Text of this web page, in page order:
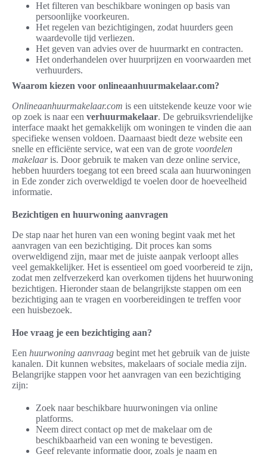
Het filteren van beschikbare woningen op basis van
persoonlijke voorkeuren.
Het regelen van bezichtigingen, zodat huurders geen
waardevolle tijd verliezen.
Het geven van advies over de huurmarkt en contracten.
Het onderhandelen over huurprijzen en voorwaarden met
verhuurders.
Waarom kiezen voor onlineaanhuurmakelaar.com?
Onlineaanhuurmakelaar.com is een uitstekende keuze voor wie
op zoek is naar een verhuurmakelaar. De gebruiksvriendelijke
interface maakt het gemakkelijk om woningen te vinden die aan
specifieke wensen voldoen. Daarnaast biedt deze website een
snelle en efficiënte service, wat een van de grote voordelen
makelaaris. Door gebruik te maken van deze online service,
hebben huurders toegang tot een breed scala aan huurwoningen
in Ede zonder zich overweldigd te voelen door de hoeveelheid
informatie.
Bezichtigen en huurwoning aanvragen
De stap naar het huren van een woning begint vaak met het
aanvragen van een bezichtiging. Dit proces kan soms
overweldigend zijn, maar met de juiste aanpak verloopt alles
veel gemakkelijker. Het is essentieel om goed voorbereid te zijn,
zodat men zelfverzekerd kan overkomen tijdens het huurwoning
bezichtigen. Hieronder staan de belangrijkste stappen om een
bezichtiging aan te vragen en voorbereidingen te treffen voor
een huisbezoek.
Hoe vraag je een bezichtiging aan?
Een huurwoning aanvraag begint met het gebruik van de juiste
kanalen. Dit kunnen websites, makelaars of sociale media zijn.
Belangrijke stappen voor het aanvragen van een bezichtiging
zijn:
Zoek naar beschikbare huurwoningen via online
platforms.
Neem direct contact op met de makelaar om de
beschikbaarheid van een woning te bevestigen.
Geef relevante informatie door, zoals je naam en